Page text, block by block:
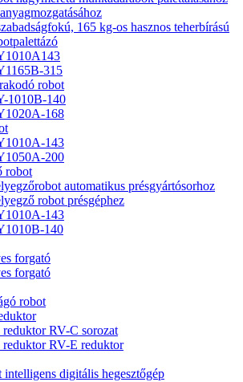
165 kg-os hasznos teherbírású
315
robot
1010B-140
168
143
200
robot
automatikus présgyártósorhoz
robot présgéphez
143
140
forgató
forgató
robot
reduktor RV-C sorozat
reduktor RV-E reduktor
intelligens digitális hegesztőgép